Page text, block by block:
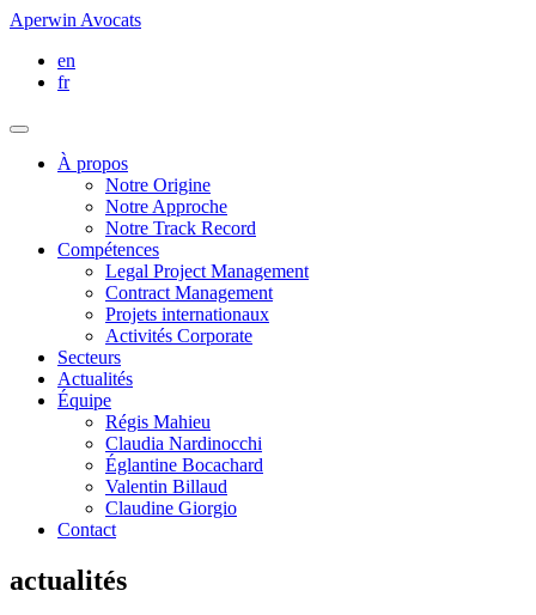
Aperwin Avocats
en
fr
À propos
Notre Origine
Notre Approche
Notre Track Record
Compétences
Legal Project Management
Contract Management
Projets internationaux
Activités Corporate
Secteurs
Actualités
Équipe
Régis Mahieu
Claudia Nardinocchi
Églantine Bocachard
Valentin Billaud
Claudine Giorgio
Contact
actualités